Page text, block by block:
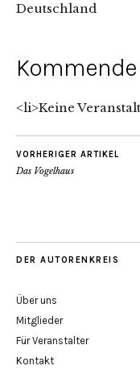
Deutschland
<li>Keine
VORHERIGER ARTIKEL
Das Vogelhaus
DER AUTORENKREIS
Über uns
Mitglieder
Für Veranstalter
Kontakt